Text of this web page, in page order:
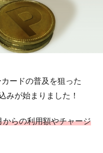
ードの普及を狙った
みが始まりました！
らの利用額やチャージ
宅 銀行